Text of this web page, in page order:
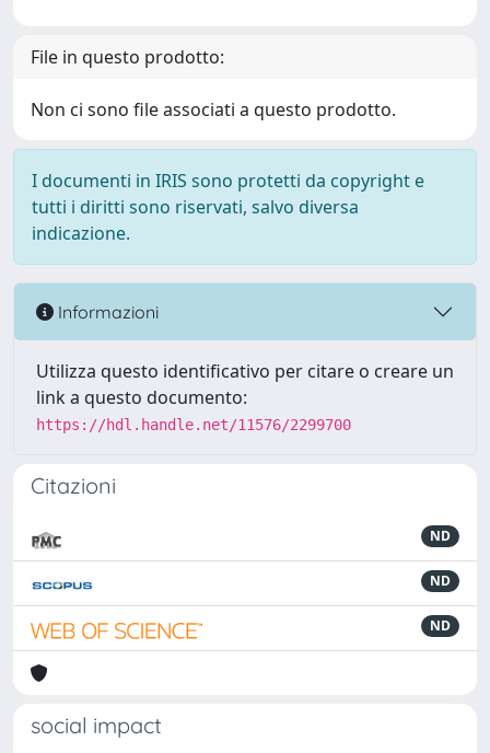
File in questo prodotto:
Non ci sono file associati a questo prodotto.
I documenti in IRIS sono protetti da copyright e
tutti i diritti sono riservati, salvo diversa
indicazione.
Informazioni
Utilizza questo identificativo per citare o creare un
link a questo documento:
https://hdl.handle.net/11576/2299700
Citazioni
ND
ND
ND
social impact